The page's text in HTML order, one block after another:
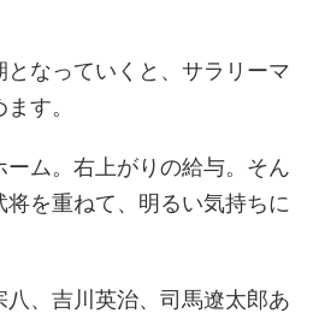
なっていくと、サラリーマ
す。
ム。右上がりの給与。そん
を重ねて、明るい気持ちに
、吉川英治、司馬遼太郎あ